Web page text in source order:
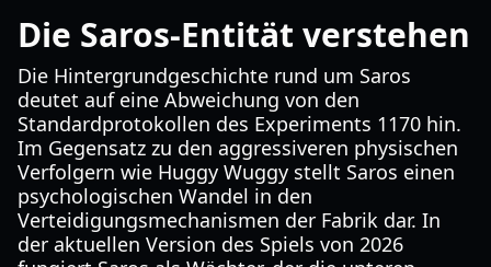
Die Saros-Entität verstehen
Die Hintergrundgeschichte rund um Saros
deutet auf eine Abweichung von den
Standardprotokollen des Experiments 1170 hin.
Im Gegensatz zu den aggressiveren physischen
Verfolgern wie Huggy Wuggy stellt Saros einen
psychologischen Wandel in den
Verteidigungsmechanismen der Fabrik dar. In
der aktuellen Version des Spiels von 2026